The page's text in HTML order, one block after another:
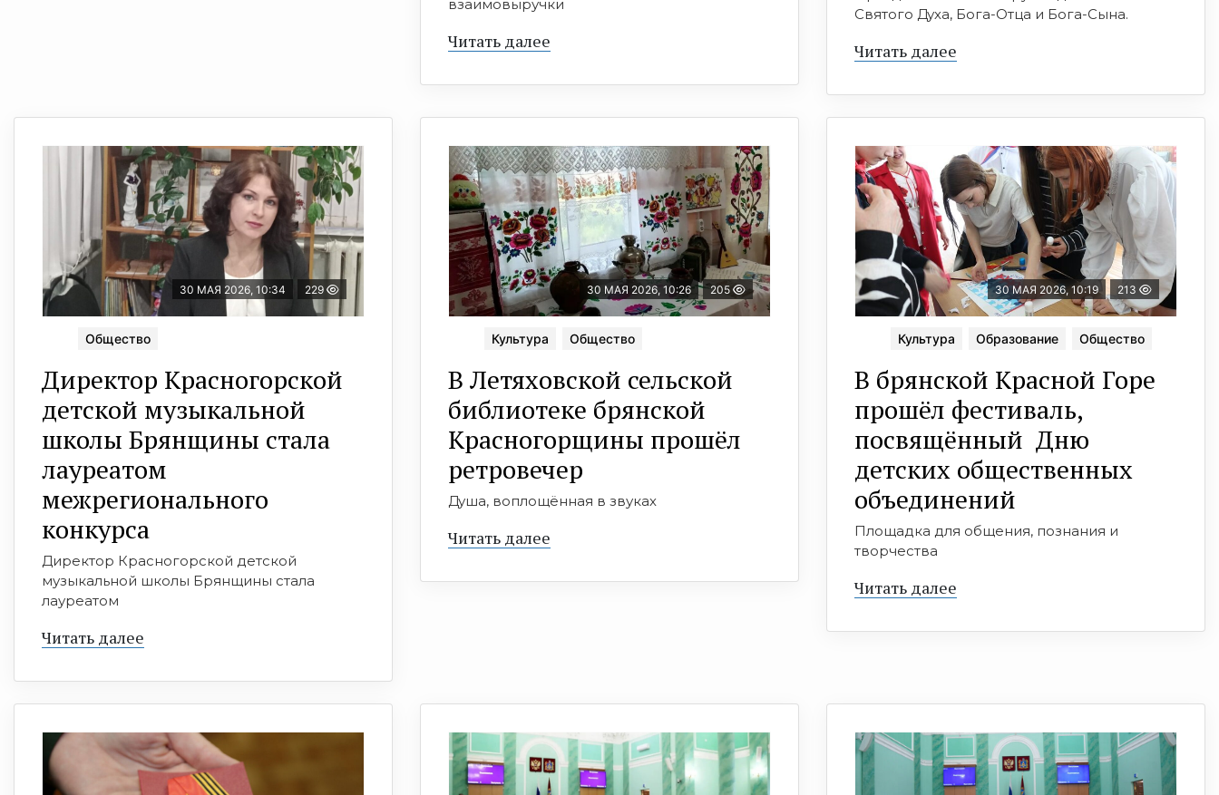
взаимовыручки
Читать далее
Святого Духа, Бога-Отца и Бога-Сына.
Читать далее
30 МАЯ 2026, 10:34 229
Общество
Директор Красногорской
детской музыкальной
школы Брянщины стала
лауреатом
межрегионального
конкурса
Директор Красногорской детской
музыкальной школы Брянщины стала
лауреатом
Читать далее
30 МАЯ 2026, 10:26 205
Культура Общество
В Летяховской сельской
библиотеке брянской
Красногорщины прошёл
ретровечер
Душа, воплощённая в звуках
Читать далее
30 МАЯ 2026, 10:19 213
Культура Образование Общество
В брянской Красной Горе
прошёл фестиваль,
посвящённый Дню
детских общественных
объединений
Площадка для общения, познания и
творчества
Читать далее